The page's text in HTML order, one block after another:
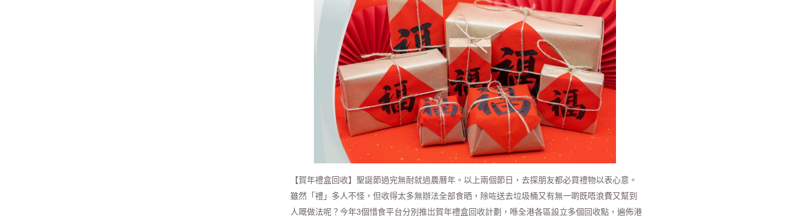
【賀年禮盒回收】聖誕節過完無耐就過農曆年。以上兩個節日，去探朋友都必買禮物以表心意。
雖然「禮」多人不怪，但收得太多無辦法全部食晒，除咗送去垃圾桶又有無一啲既唔浪費又幫到
人嘅做法呢？今年3個惜食平台分別推岀賀年禮盒回收計劃，喺全港各區設立多個回收點，遍佈港